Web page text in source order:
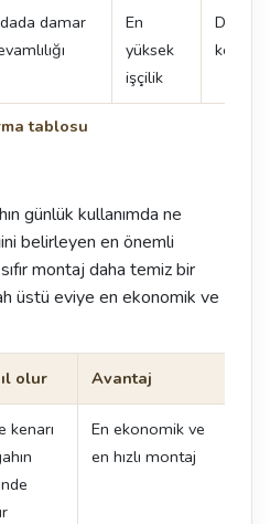
tablosu
damar
En
yüksek
işçilik
Damar
günlük kullanımda ne
belirleyen en önemli
montaj daha temiz bir
üstü eviye en ekonomik ve
olur Avantaj
kenarı
En ekonomik ve
en hızlı montaj